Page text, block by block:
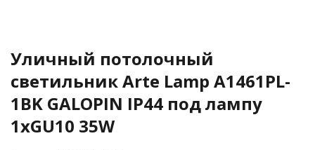
Уличный потолочный
светильник Arte Lamp A1461PL-
1BK GALOPIN IP44 под лампу
1xGU10 35W